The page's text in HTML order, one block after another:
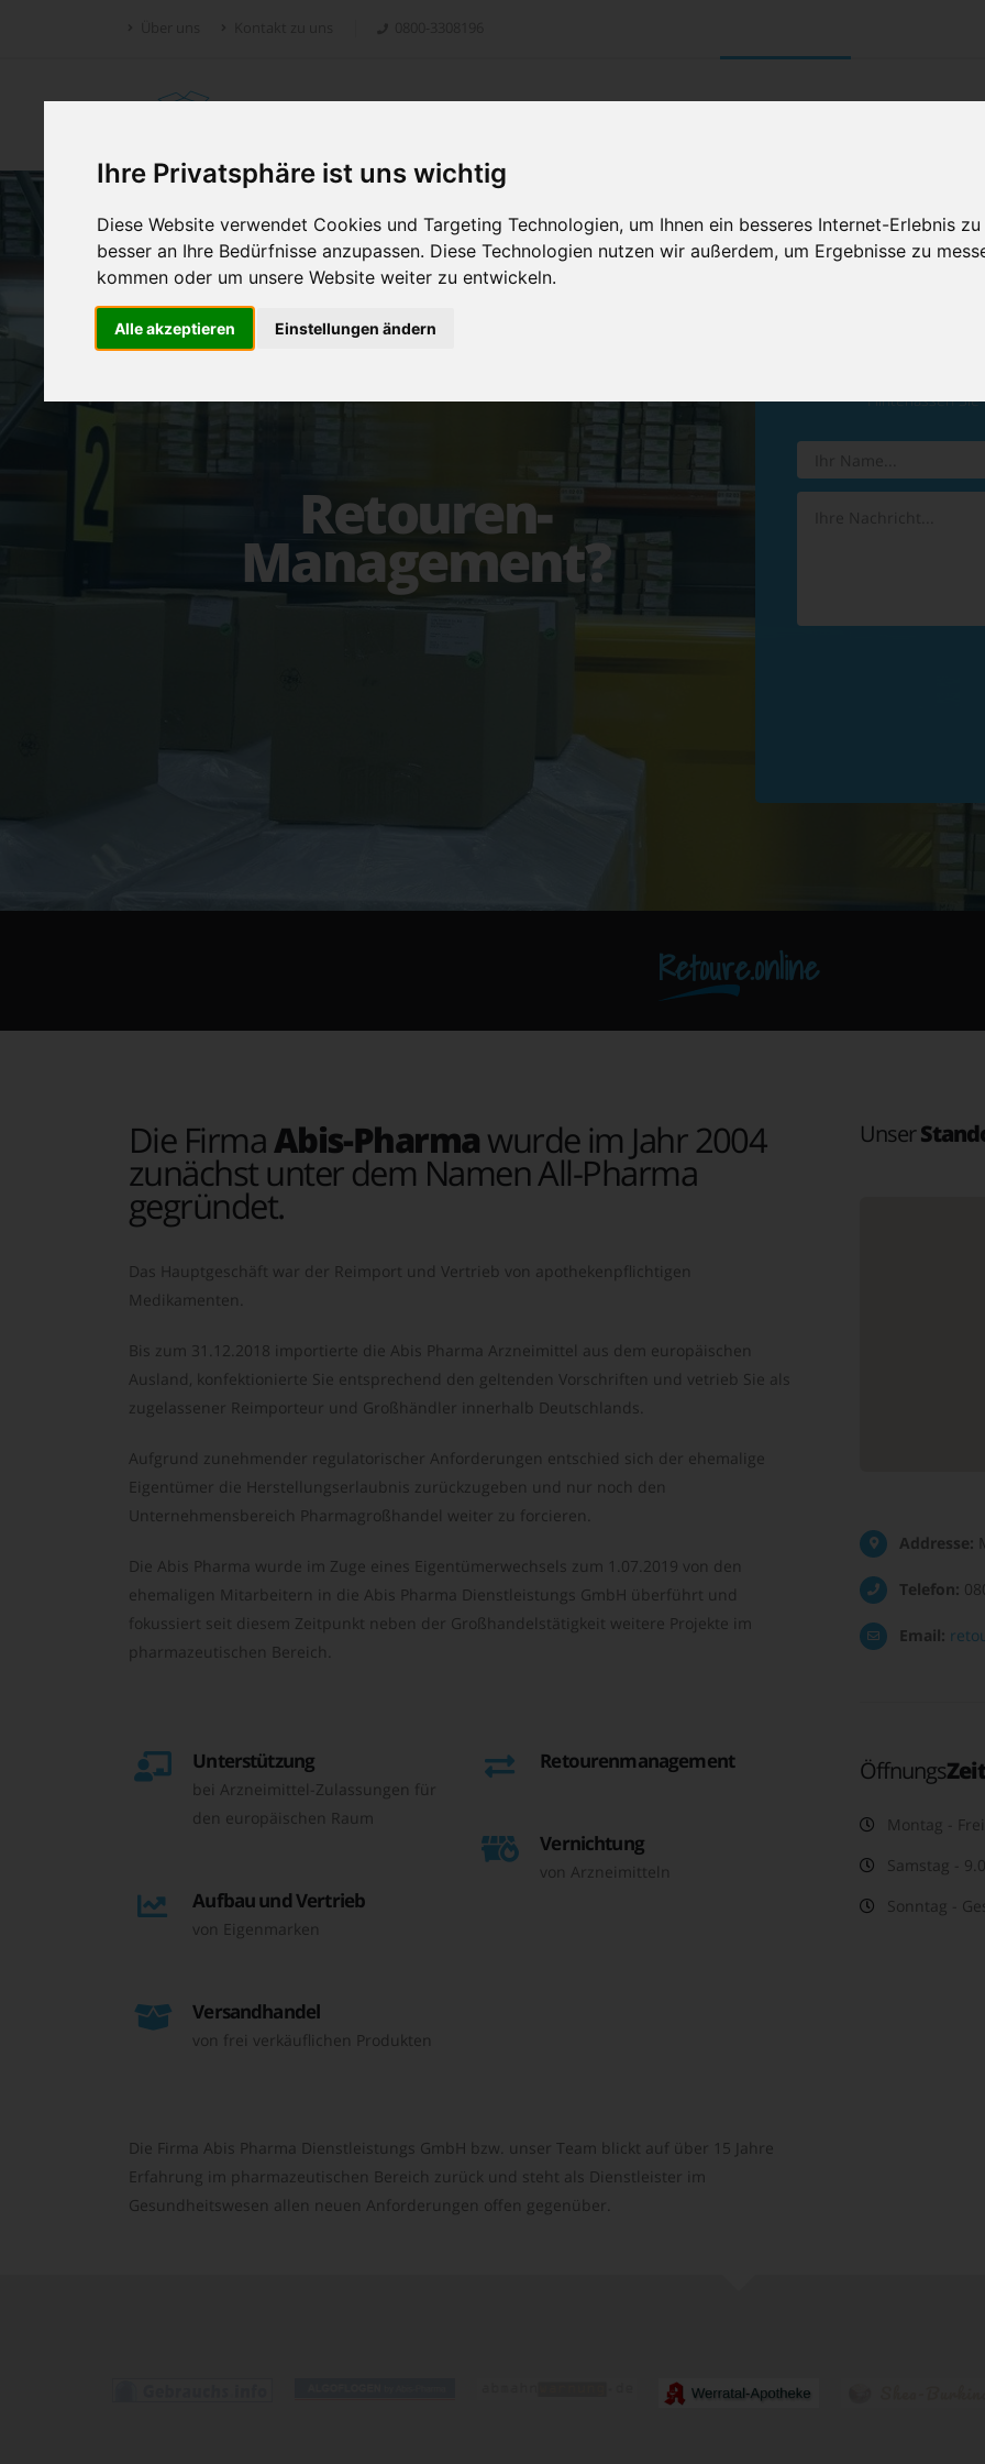
Ihre Privatsphäre ist uns wichtig
Diese Website verwendet Cookies und Targeting Technologien, um Ihnen ein besseres Internet-Erlebnis
besser an Ihre Bedürfnisse anzupassen. Diese Technologien nutzen wir außerdem, um Ergebnisse zu
kommen oder um unsere Website weiter zu entwickeln.
Alle akzeptieren Einstellungen ändern
Retoure.online
Retouren-
Management?
Hinterlassen
Retoure.online
Die FirmaAbis-Pharmawurde im Jahr 2004
zunächst unter dem Namen All-Pharma
gegründet.
Das Hauptgeschäft war der Reimport und Vertrieb von apothekenpflichtigen
Medikamenten.
Bis zum 31.12.2018 importierte die Abis Pharma Arzneimittel aus dem europäischen
Ausland, konfektionierte Sie entsprechend den geltenden Vorschriften und vetrieb Sie als
zugelassener Reimporteur und Großhändler innerhalb Deutschlands.
Aufgrund zunehmender regulatorischer Anforderungen entschied sich der ehemalige
Eigentümer die Herstellungserlaubnis zurückzugeben und nur noch den
Unternehmensbereich Pharmagroßhandel weiter zu forcieren.
Die Abis Pharma wurde im Zuge eines Eigentümerwechsels zum 1.07.2019 von den
ehemaligen Mitarbeitern in die Abis Pharma Dienstleistungs GmbH überführt und
fokussiert seit diesem Zeitpunkt neben der Großhandelstätigkeit weitere Projekte im
pharmazeutischen Bereich.
Unterstützung
bei Arzneimittel-Zulassungen für
den europäischen Raum
Aufbau und Vertrieb
von Eigenmarken
Versandhandel
von frei verkäuflichen Produkten
Retourenmanagement
Vernichtung
von Arzneimitteln
Die Firma Abis Pharma Dienstleistungs GmbH bzw. unser Team blickt auf über 15 Jahre
Erfahrung im pharmazeutischen Bereich zurück und steht als Dienstleister im
Gesundheitswesen allen neuen Anforderungen offen gegenüber.
Unser
Addresse:
Telefon:
Email:
Öffnungs
Montag -
Samstag -
Sonntag -